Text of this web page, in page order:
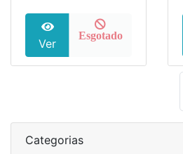
Ver
Esgotado
Categorias